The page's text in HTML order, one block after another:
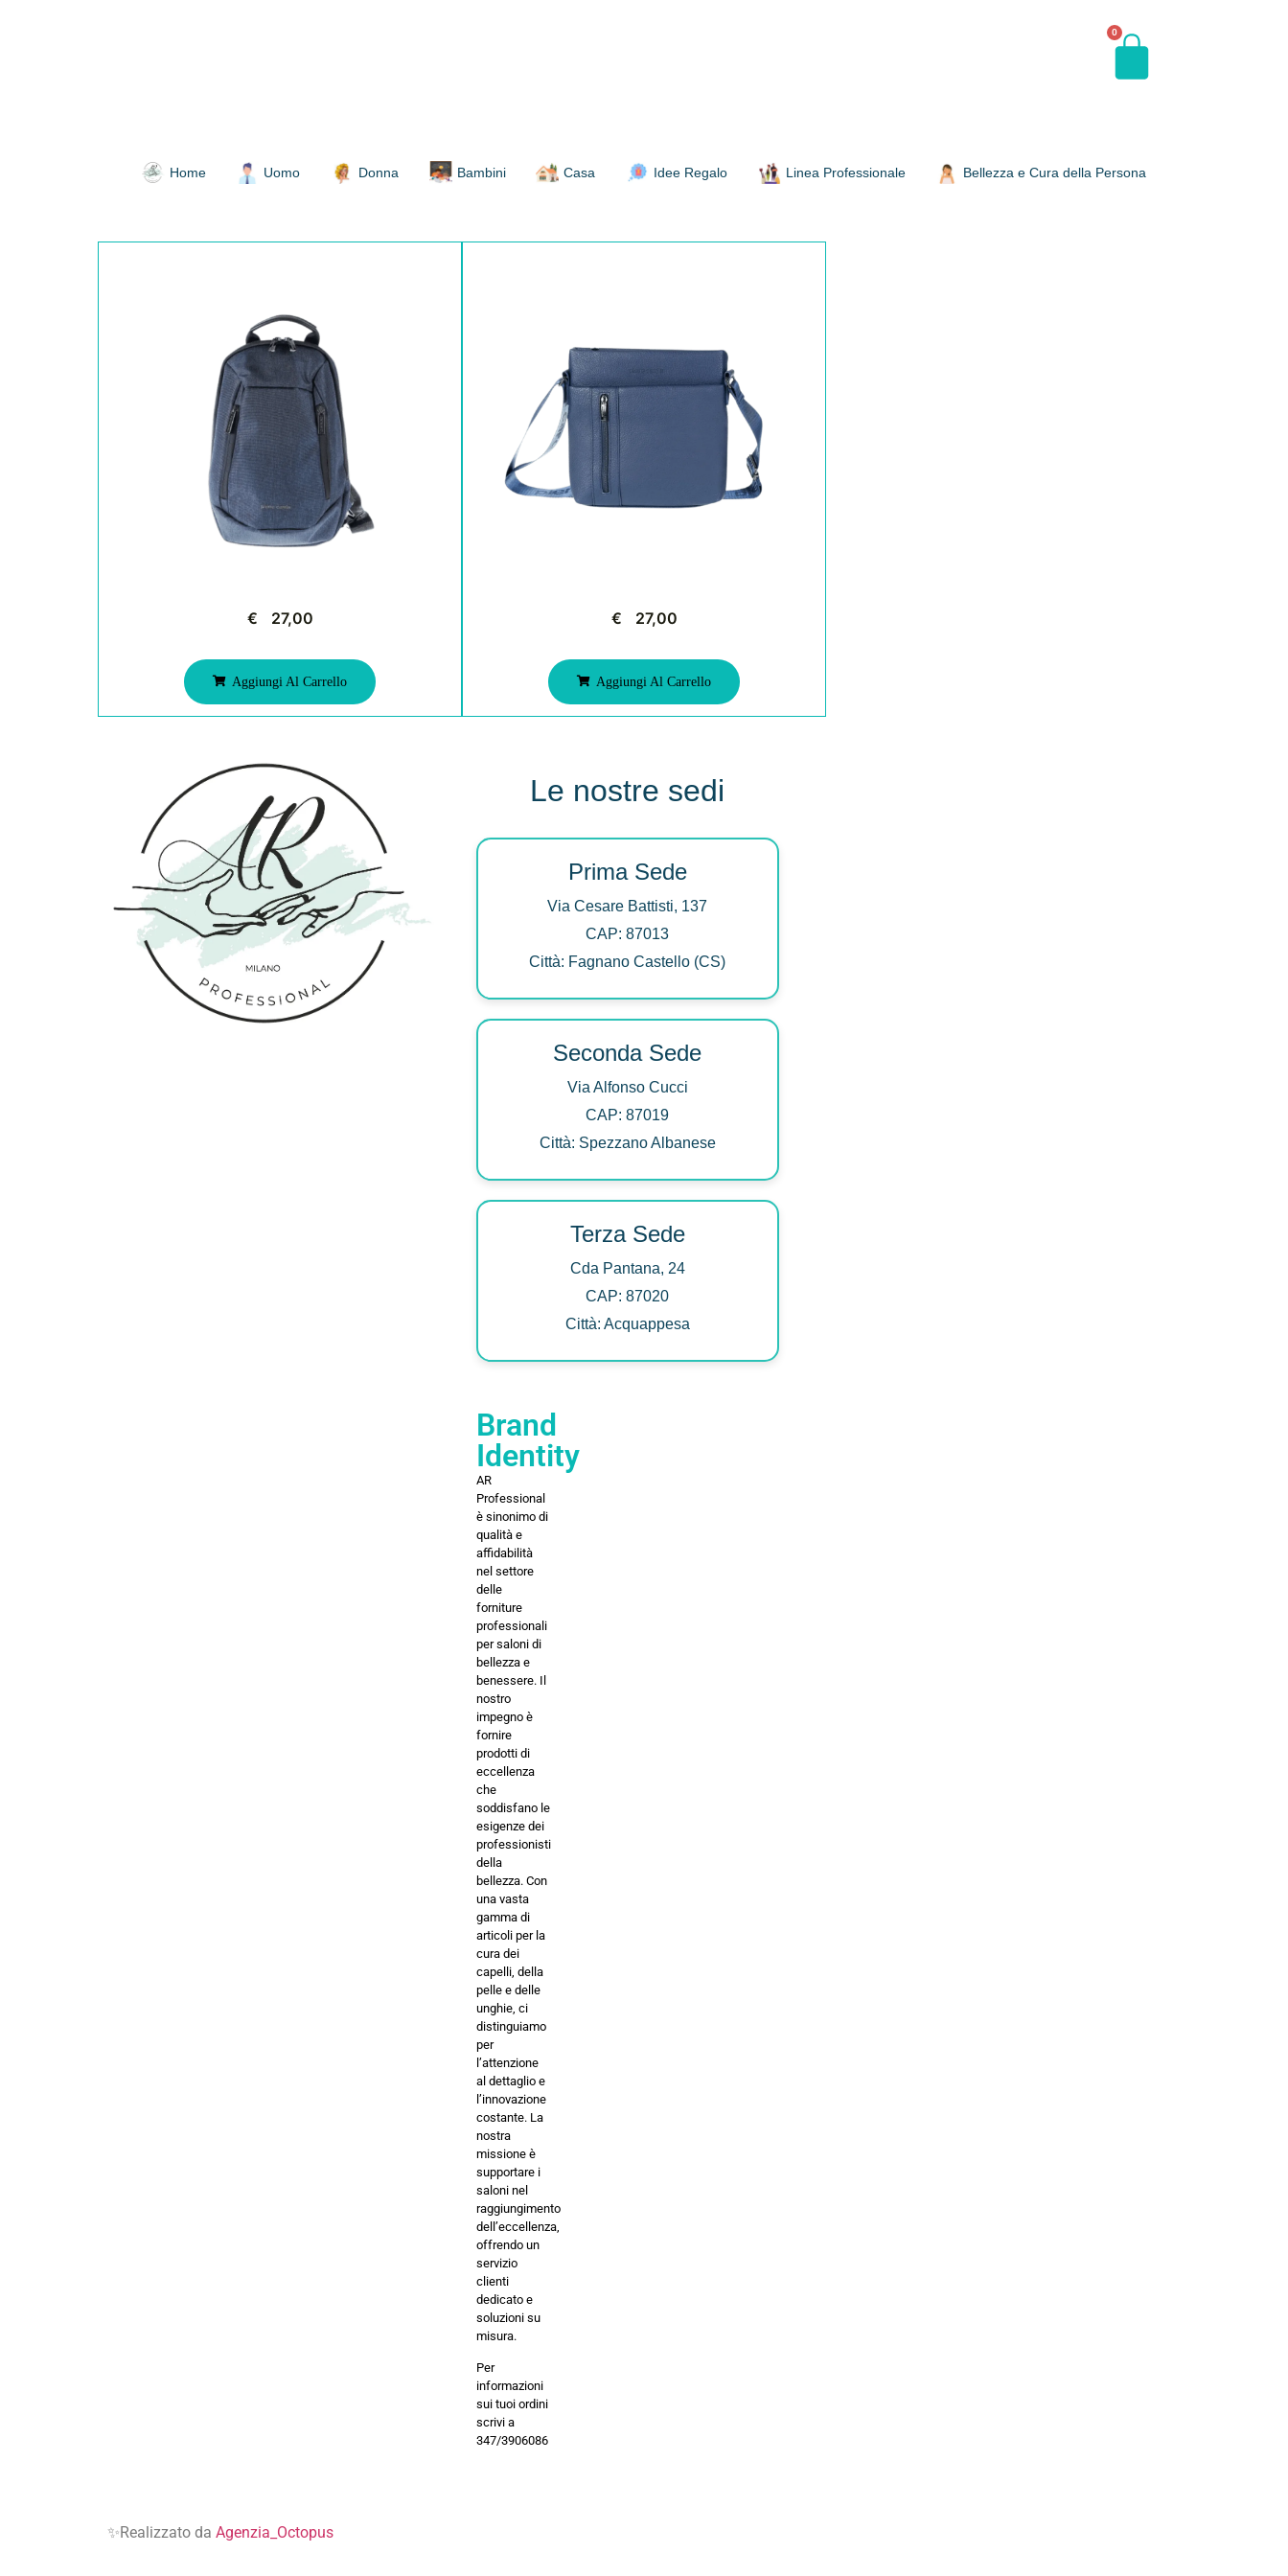
0
Home Uomo Donna Bambini Casa Idee Regalo Linea Professionale Bellezza e Cura della Persona
€ 27,00
Aggiungi Al Carrello
€ 27,00
Aggiungi Al Carrello
Le nostre sedi
Prima Sede
Via Cesare Battisti, 137
CAP: 87013
Città: Fagnano Castello (CS)
Seconda Sede
Via Alfonso Cucci
CAP: 87019
Città: Spezzano Albanese
Terza Sede
Cda Pantana, 24
CAP: 87020
Città: Acquappesa
Brand
Identity
AR
Professional
è sinonimo di
qualità e
affidabilità
nel settore
delle
forniture
professionali
per saloni di
bellezza e
benessere. Il
nostro
impegno è
fornire
prodotti di
eccellenza
che
soddisfano le
esigenze dei
professionisti
della
bellezza. Con
una vasta
gamma di
articoli per la
cura dei
capelli, della
pelle e delle
unghie, ci
distinguiamo
per
l’attenzione
al dettaglio e
l’innovazione
costante. La
nostra
missione è
supportare i
saloni nel
raggiungimento
dell’eccellenza,
offrendo un
servizio
clienti
dedicato e
soluzioni su
misura.
Per
informazioni
sui tuoi ordini
scrivi a
347/3906086
✨Realizzato da Agenzia_Octopus